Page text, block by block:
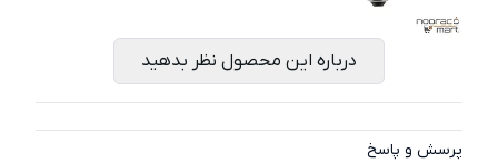
درباره این محصول نظر بدهید
پرسش و پاسخ